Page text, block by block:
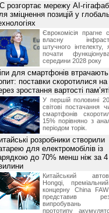
розгортає мережу AI-
зміцнення позицій у
Єврокомісія прагне
власну
штучного інтелекту,
почати
середини 2028 року
для смартфонів втрачають
поставки скоротилися
зростання вартості пам’яті
У першій половині
світові постачання
смартфонів
15% порівняно з
періодом торік.
розробники створили
для електромобілів із
до 70% менш ніж за 4
Китайський
Hongqi,
концерну China
представив
випробувань
прототипу